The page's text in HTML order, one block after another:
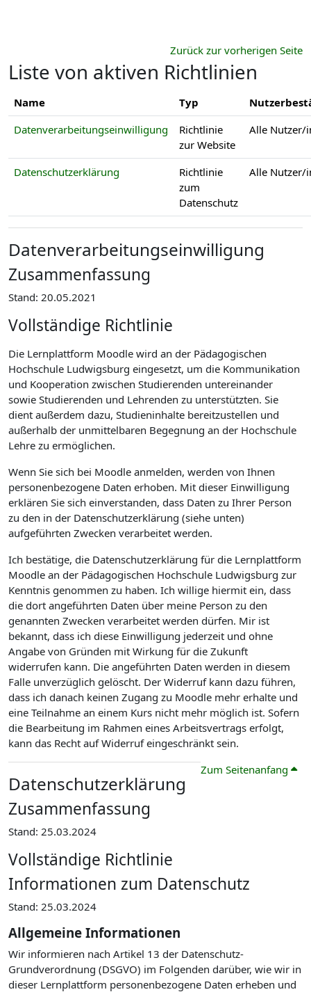
Zurück zur vorherigen Seite
Liste von aktiven Richtlinien
Name Typ
Datenverarbeitungseinwilligung
Richtlinie
zur Website
Alle Nutzer/
Datenschutzerklärung
Richtlinie
zum
Datenschutz
Alle Nutzer/
Datenverarbeitungseinwilligung
Zusammenfassung
Stand: 20.05.2021
Vollständige Richtlinie
Die Lernplattform Moodle wird an der Pädagogischen
Hochschule Ludwigsburg eingesetzt, um die Kommunikation
und Kooperation zwischen Studierenden untereinander
sowie Studierenden und Lehrenden zu unterstützten. Sie
dient außerdem dazu, Studieninhalte bereitzustellen und
außerhalb der unmittelbaren Begegnung an der Hochschule
Lehre zu ermöglichen.
Wenn Sie sich bei Moodle anmelden, werden von Ihnen
personenbezogene Daten erhoben. Mit dieser Einwilligung
erklären Sie sich einverstanden, dass Daten zu Ihrer Person
zu den in der Datenschutzerklärung (siehe unten)
aufgeführten Zwecken verarbeitet werden.
Ich bestätige, die Datenschutzerklärung für die Lernplattform
Moodle an der Pädagogischen Hochschule Ludwigsburg zur
Kenntnis genommen zu haben. Ich willige hiermit ein, dass
die dort angeführten Daten über meine Person zu den
genannten Zwecken verarbeitet werden dürfen. Mir ist
bekannt, dass ich diese Einwilligung jederzeit und ohne
Angabe von Gründen mit Wirkung für die Zukunft
widerrufen kann. Die angeführten Daten werden in diesem
Falle unverzüglich gelöscht. Der Widerruf kann dazu führen,
dass ich danach keinen Zugang zu Moodle mehr erhalte und
eine Teilnahme an einem Kurs nicht mehr möglich ist. Sofern
die Bearbeitung im Rahmen eines Arbeitsvertrags erfolgt,
kann das Recht auf Widerruf eingeschränkt sein.
Zum Seitenanfang
Datenschutzerklärung
Zusammenfassung
Stand: 25.03.2024
Vollständige Richtlinie
Informationen zum Datenschutz
Stand: 25.03.2024
Allgemeine Informationen
Wir informieren nach Artikel 13 der Datenschutz-
Grundverordnung (DSGVO) im Folgenden darüber, wie wir in
dieser Lernplattform personenbezogene Daten erheben und